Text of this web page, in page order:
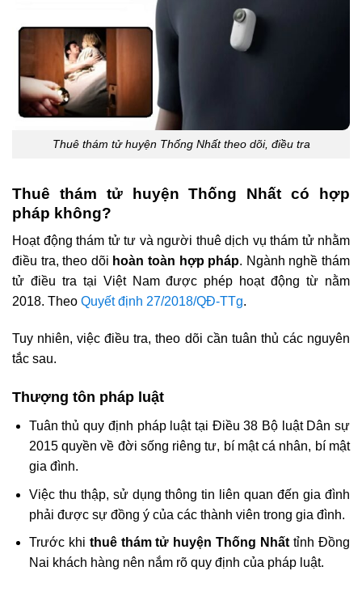
Thuê thám tử huyện Thống Nhất theo dõi, điều tra
Thuê thám tử huyện Thống Nhất có hợp
pháp không?
Hoạt động thám tử tư và người thuê dịch vụ thám tử nhằm
điều tra, theo dõi hoàn toàn hợp pháp. Ngành nghề thám
tử điều tra tại Việt Nam được phép hoạt động từ nằm
2018. Theo Quyết định 27/2018/QĐ-TTg.
Tuy nhiên, việc điều tra, theo dõi cần tuân thủ các nguyên
tắc sau.
Thượng tôn pháp luật
Tuân thủ quy định pháp luật tại Điều 38 Bộ luật Dân sự
2015 quyền về đời sống riêng tư, bí mật cá nhân, bí mật
gia đình.
Việc thu thập, sử dụng thông tin liên quan đến gia đình
phải được sự đồng ý của các thành viên trong gia đình.
Trước khi thuê thám tử huyện Thống Nhất tỉnh Đồng
Nai khách hàng nên nắm rõ quy định của pháp luật.